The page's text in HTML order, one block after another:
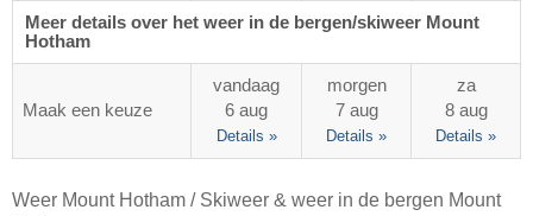
Meer details over het weer in de bergen/skiweer Mount
Hotham
Maak een keuze
vandaag
6 aug
Details »
morgen
7 aug
Details »
za
8 aug
Details »
Weer Mount Hotham / Skiweer & weer in de bergen Mount